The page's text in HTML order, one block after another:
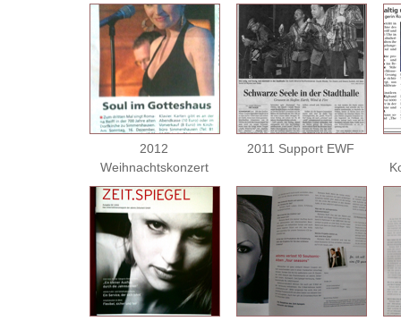
2012
Weihnachtskonzert
2011 Support EWF